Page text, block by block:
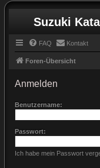
Suzuki
FAQ Kontakt
Foren-Übersicht
Anmelden
Benutzername:
Passwort:
Ich habe mein Passwort